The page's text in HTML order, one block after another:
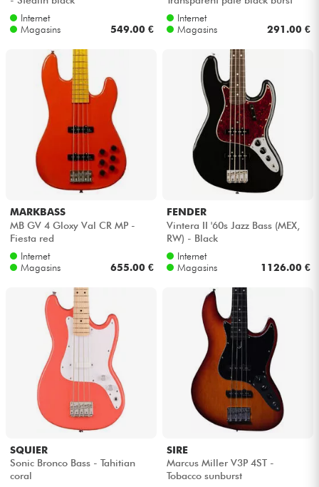
Internet
Magasins
549.00 €
Internet
Magasins
291.00 €
MARKBASS
MB GV 4 Gloxy Val CR MP -
Fiesta red
Internet
Magasins
655.00 €
FENDER
Vintera II '60s Jazz Bass (MEX,
RW) - Black
Internet
Magasins
1126.00 €
SQUIER
Sonic Bronco Bass - Tahitian
coral
SIRE
Marcus Miller V3P 4ST -
Tobacco sunburst